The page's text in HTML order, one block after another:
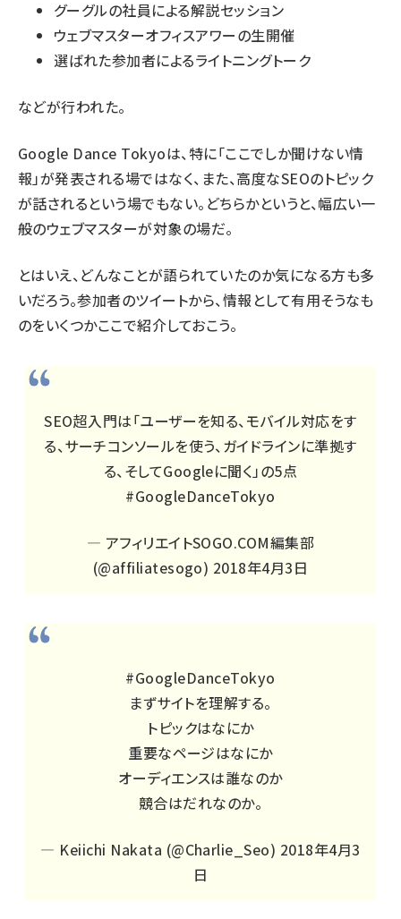
グーグルの社員による解説セッション
ウェブマスターオフィスアワーの生開催
選ばれた参加者によるライトニングトーク
などが行われた。
Google Dance Tokyoは、特に「ここでしか聞けない情
報」が発表される場ではなく、また、高度なSEOのトピック
が話されるという場でもない。どちらかというと、幅広い一
般のウェブマスターが対象の場だ。
とはいえ、どんなことが語られていたのか気になる方も多
いだろう。参加者のツイートから、情報として有用そうなも
のをいくつかここで紹介しておこう。
SEO超入門は「ユーザーを知る、モバイル対応をす
る、サーチコンソールを使う、ガイドラインに準拠す
る、そしてGoogleに聞く」の5点
#GoogleDanceTokyo
— アフィリエイトSOGO.COM編集部
(@affiliatesogo) 2018年4月3日
#GoogleDanceTokyo
まずサイトを理解する。
トピックはなにか
重要なページはなにか
オーディエンスは誰なのか
競合はだれなのか。
— Keiichi Nakata (@Charlie_Seo) 2018年4月3
日